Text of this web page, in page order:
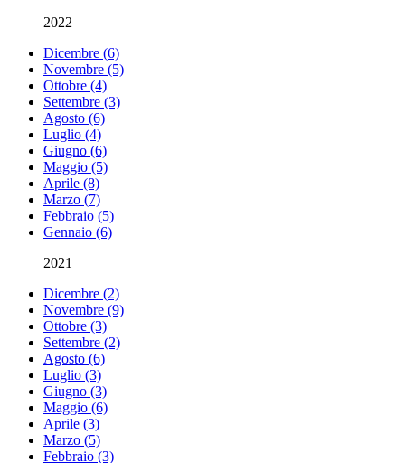
2022
Dicembre (6)
Novembre (5)
Ottobre (4)
Settembre (3)
Agosto (6)
Luglio (4)
Giugno (6)
Maggio (5)
Aprile (8)
Marzo (7)
Febbraio (5)
Gennaio (6)
2021
Dicembre (2)
Novembre (9)
Ottobre (3)
Settembre (2)
Agosto (6)
Luglio (3)
Giugno (3)
Maggio (6)
Aprile (3)
Marzo (5)
Febbraio (3)